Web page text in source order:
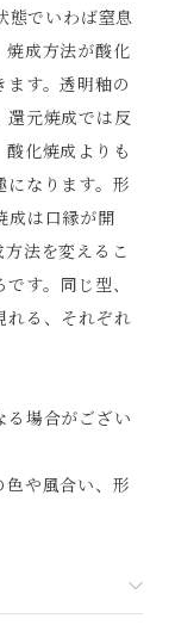
態でいわば窒息
焼成方法が酸化
す。透明釉の
還元焼成では反
化焼成よりも
なります。形
成は口縁が開
法を変えるこ
す。同じ型、
れる、それぞれ
場合がござい
や風合い、形